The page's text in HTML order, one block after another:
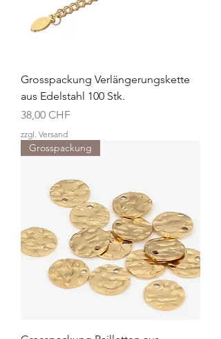
Grosspackung Verlängerungskette
aus Edelstahl 100 Stk.
Preis
38,00 CHF
zzgl. Versand
Grosspackung